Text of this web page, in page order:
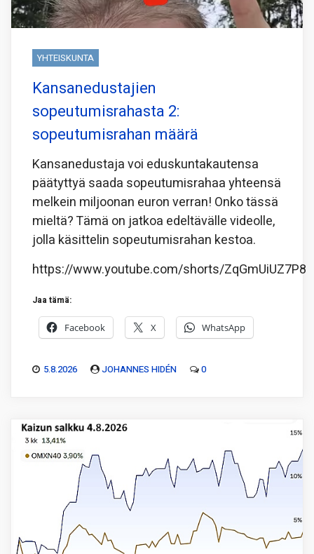
YHTEISKUNTA
Kansanedustajien
sopeutumisrahasta 2:
sopeutumisrahan määrä
Kansanedustaja voi eduskuntakautensa
päätyttyä saada sopeutumisrahaa yhteensä
melkein miljoonan euron verran! Onko tässä
mieltä? Tämä on jatkoa edeltävälle videolle,
jolla käsittelin sopeutumisrahan kestoa.
https://www.youtube.com/shorts/ZqGmUiUZ7P8
Jaa tämä:
Facebook X WhatsApp
5.8.2026 JOHANNES HIDÉN 0